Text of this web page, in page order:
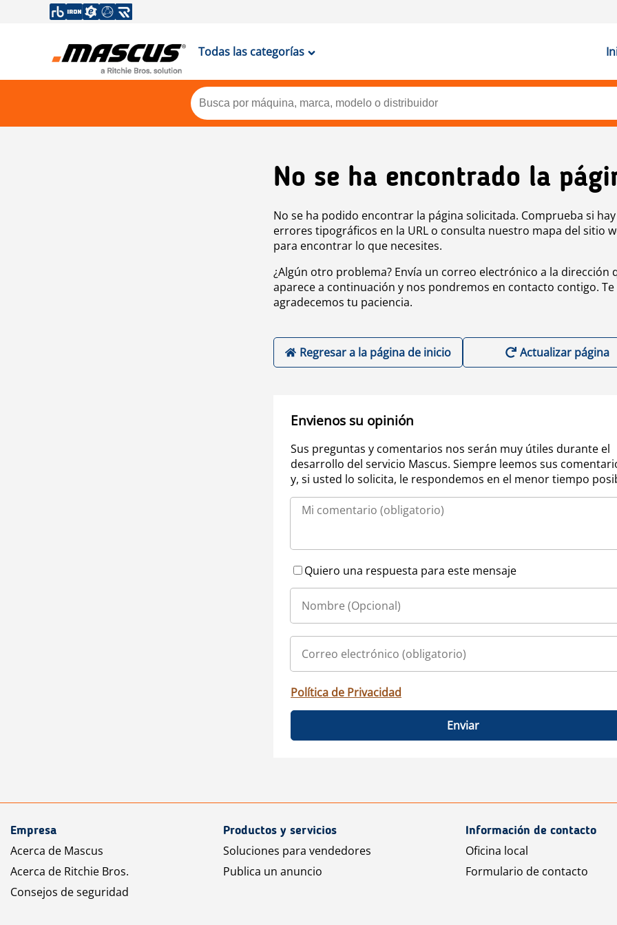
Todas las categorías
No se ha encontrado la
No se ha podido encontrar la página solicitada. Comprueba si hay
errores tipográficos en la URL o consulta nuestro mapa del sitio
para encontrar lo que necesites.
¿Algún otro problema? Envía un correo electrónico a la dirección
aparece a continuación y nos pondremos en contacto contigo. Te
agradecemos tu paciencia.
Regresar a la página de inicio Actualizar página
Envienos su opinión
Sus preguntas y comentarios nos serán muy útiles durante el
desarrollo del servicio Mascus. Siempre leemos sus
y, si usted lo solicita, le respondemos en el menor tiempo
Quiero una respuesta para este mensaje
Política de Privacidad
Enviar
Empresa
Acerca de Mascus
Acerca de Ritchie Bros.
Consejos de seguridad
Productos y servicios
Soluciones para vendedores
Publica un anuncio
Información de contacto
Oficina local
Formulario de contacto